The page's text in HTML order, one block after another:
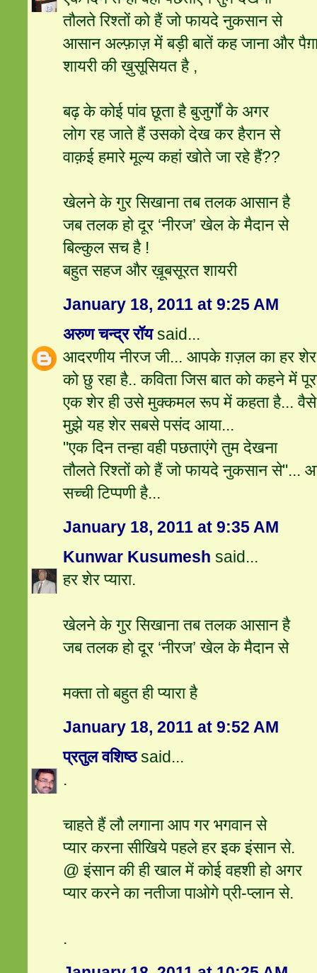
तौलते रिश्‍तों को हैं जो फायदे नुकसान से
आसान अल्फ़ाज़ में बड़ी बातें कह जाना और
शायरी की ख़ुसूसियत है ,
बढ़ के कोई पांव छूता है बुजुर्गों के अगर
लोग रह जाते हैं उसको देख कर हैरान से
वाक़ई हमारे मूल्य कहां खोते जा रहे हैं??
खेलने के गुर सिखाना तब तलक आसान है
जब तलक हो दूर ‘नीरज’ खेल के मैदान से
बिल्कुल सच है !
बहुत सहज और ख़ूबसूरत शायरी
January 18, 2011 at 9:25 AM
अरुण चन्द्र रॉयsaid...
आदरणीय नीरज जी... आपके ग़ज़ल का हर
को छु रहा है.. कविता जिस बात को कहने में
एक शेर ही उसे मुक्कमल रूप में कहता है... वैसे
मुझे यह शेर सबसे पसंद आया...
"एक दिन तन्हा वही पछताएंगे तुम देखना
तौलते रिश्‍तों को हैं जो फायदे नुकसान
सच्ची टिप्पणी है...
January 18, 2011 at 9:35 AM
Kunwar Kusumesh said...
हर शेर प्यारा.
खेलने के गुर सिखाना तब तलक आसान है
जब तलक हो दूर ‘नीरज’ खेल के मैदान से
मक्ता तो बहुत ही प्यारा है
January 18, 2011 at 9:52 AM
प्रतुल वशिष्ठsaid...
.
चाहते हैं लौ लगाना आप गर भगवान से
प्‍यार करना सीखिये पहले हर इक इंसान से.
@ इंसान की ही खाल में कोई वहशी हो अगर
प्यार करने का नतीजा पाओगे प्री-प्लान से.
.